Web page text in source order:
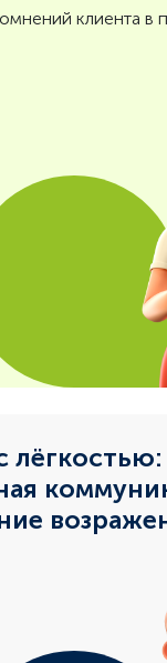
клиента в
лёгкостью: